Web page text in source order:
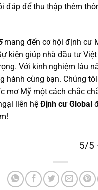
đáp để thu thập thêm
mang đến cơ hội định cư
kiện giúp nhà đầu tư
Với kinh nghiệm lâu
hành cùng bạn. Chúng
mơ Mỹ một cách chắc
liên hệ Định cư Global
5/5